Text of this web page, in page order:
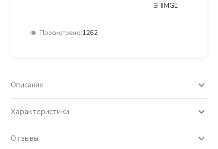
SHIMGE
Просмотрено:1262
Описание
Характеристики
Отзывы